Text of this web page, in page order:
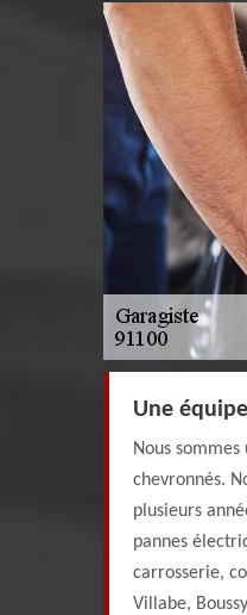
Une
Nous
chevronnés.
plusieurs
pannes
carrosserie,
Villabe,